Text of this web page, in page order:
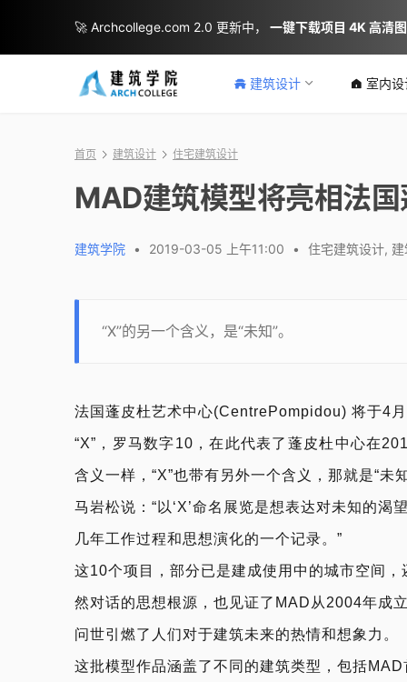
建筑设计 室内设
首页 建筑设计 住宅建筑设计
MAD建筑模型将亮相法
建筑学院 • 2019-03-05 上午11:00 • 住宅建筑设计,
“X”的另一个含义，是“未知”。
法国蓬皮杜艺术中心(CentrePompidou) 将于4
“X”，罗马数字10，在此代表了蓬皮杜中心在
含义一样，“X”也带有另外一个含义，那就是“未
马岩松说：“以‘X’命名展览是想表达对未知的
几年工作过程和思想演化的一个记录。”
这10个项目，部分已是建成使用中的城市空间
然对话的思想根源，也见证了MAD从2004年成
问世引燃了人们对于建筑未来的热情和想象力。
这批模型作品涵盖了不同的建筑类型，包括
🚀 Archcollege.com 2.0 更新中， 一键下载项目 4K 高清